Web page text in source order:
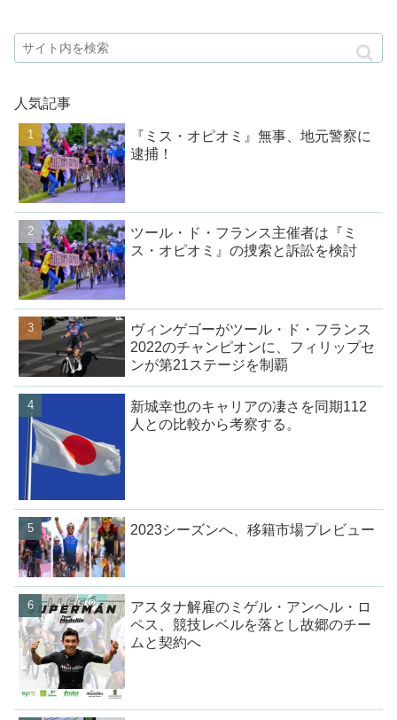
人気記事
『ミス・オピオミ』無事、地元警察に
逮捕！
ツール・ド・フランス主催者は『ミ
ス・オピオミ』の捜索と訴訟を検討
ヴィンゲゴーがツール・ド・フランス
2022のチャンピオンに、フィリップセ
ンが第21ステージを制覇
新城幸也のキャリアの凄さを同期112
人との比較から考察する。
2023シーズンへ、移籍市場プレビュー
アスタナ解雇のミゲル・アンヘル・ロ
ペス、競技レベルを落とし故郷のチー
ムと契約へ